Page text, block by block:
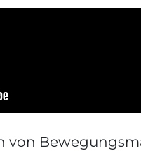
von